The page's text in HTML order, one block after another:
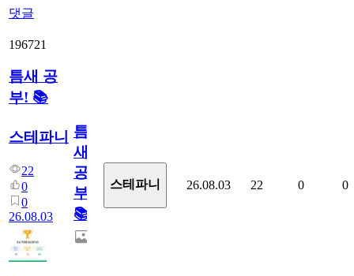
댓글
196721
틈새 공
부! 📚
스테파니
22
0
0
26.08.03
틈
새
공
부!
📚
스테파니 26.08.03 22 0 0